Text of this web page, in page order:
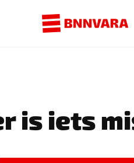
is iets